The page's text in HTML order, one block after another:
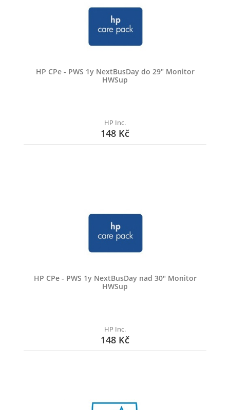
HP CPe - PWS 1y NextBusDay do 29" Monitor
HWSup
HP Inc.
148 Kč
HP CPe - PWS 1y NextBusDay nad 30" Monitor
HWSup
HP Inc.
148 Kč